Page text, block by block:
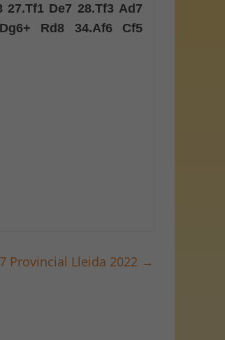
27.Tf1 De7 28.Tf3 Ad7
Dg6+ Rd8 34.Af6
Cf5
Provincial Lleida 2022 →